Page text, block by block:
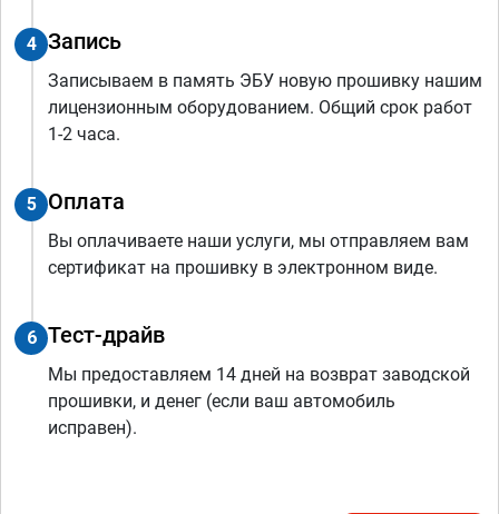
4 Запись
Записываем в память ЭБУ новую прошивку нашим
лицензионным оборудованием. Общий срок работ
1-2 часа.
5 Оплата
Вы оплачиваете наши услуги, мы отправляем вам
сертификат на прошивку в электронном виде.
6 Тест-драйв
Мы предоставляем 14 дней на возврат заводской
прошивки, и денег (если ваш автомобиль
исправен).